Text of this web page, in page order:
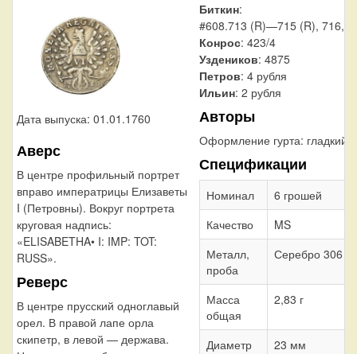
Дата выпуска: 01.01.1760
Аверс
В центре профильный портрет
вправо императрицы Елизаветы
I (Петровны). Вокруг портрета
круговая надпись:
«ELISABETHA• I: IMP: TOT:
RUSS».
Реверс
В центре прусский одноглавый
орел. В правой лапе орла
скипетр, в левой — держава.
Биткин:
#608.713 (R)—715 (R), 716,
Конрос: 423/4
Уздеников: 4875
Петров: 4 рубля
Ильин: 2 рубля
Авторы
Оформление гурта: гладкий
Спецификации
Номинал
6 грошей
Качество
MS
Металл,
проба
Серебро 306
Масса
общая
2,83 г
Диаметр 23 мм